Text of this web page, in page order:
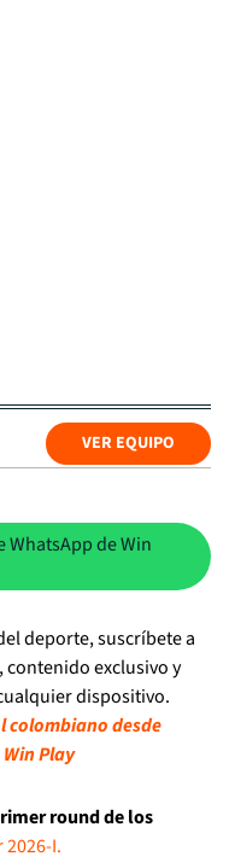
VER EQUIPO
de Win
deporte, suscríbete a
contenido exclusivo y
dispositivo.
colombiano desde
Play
round de los
2026-I.